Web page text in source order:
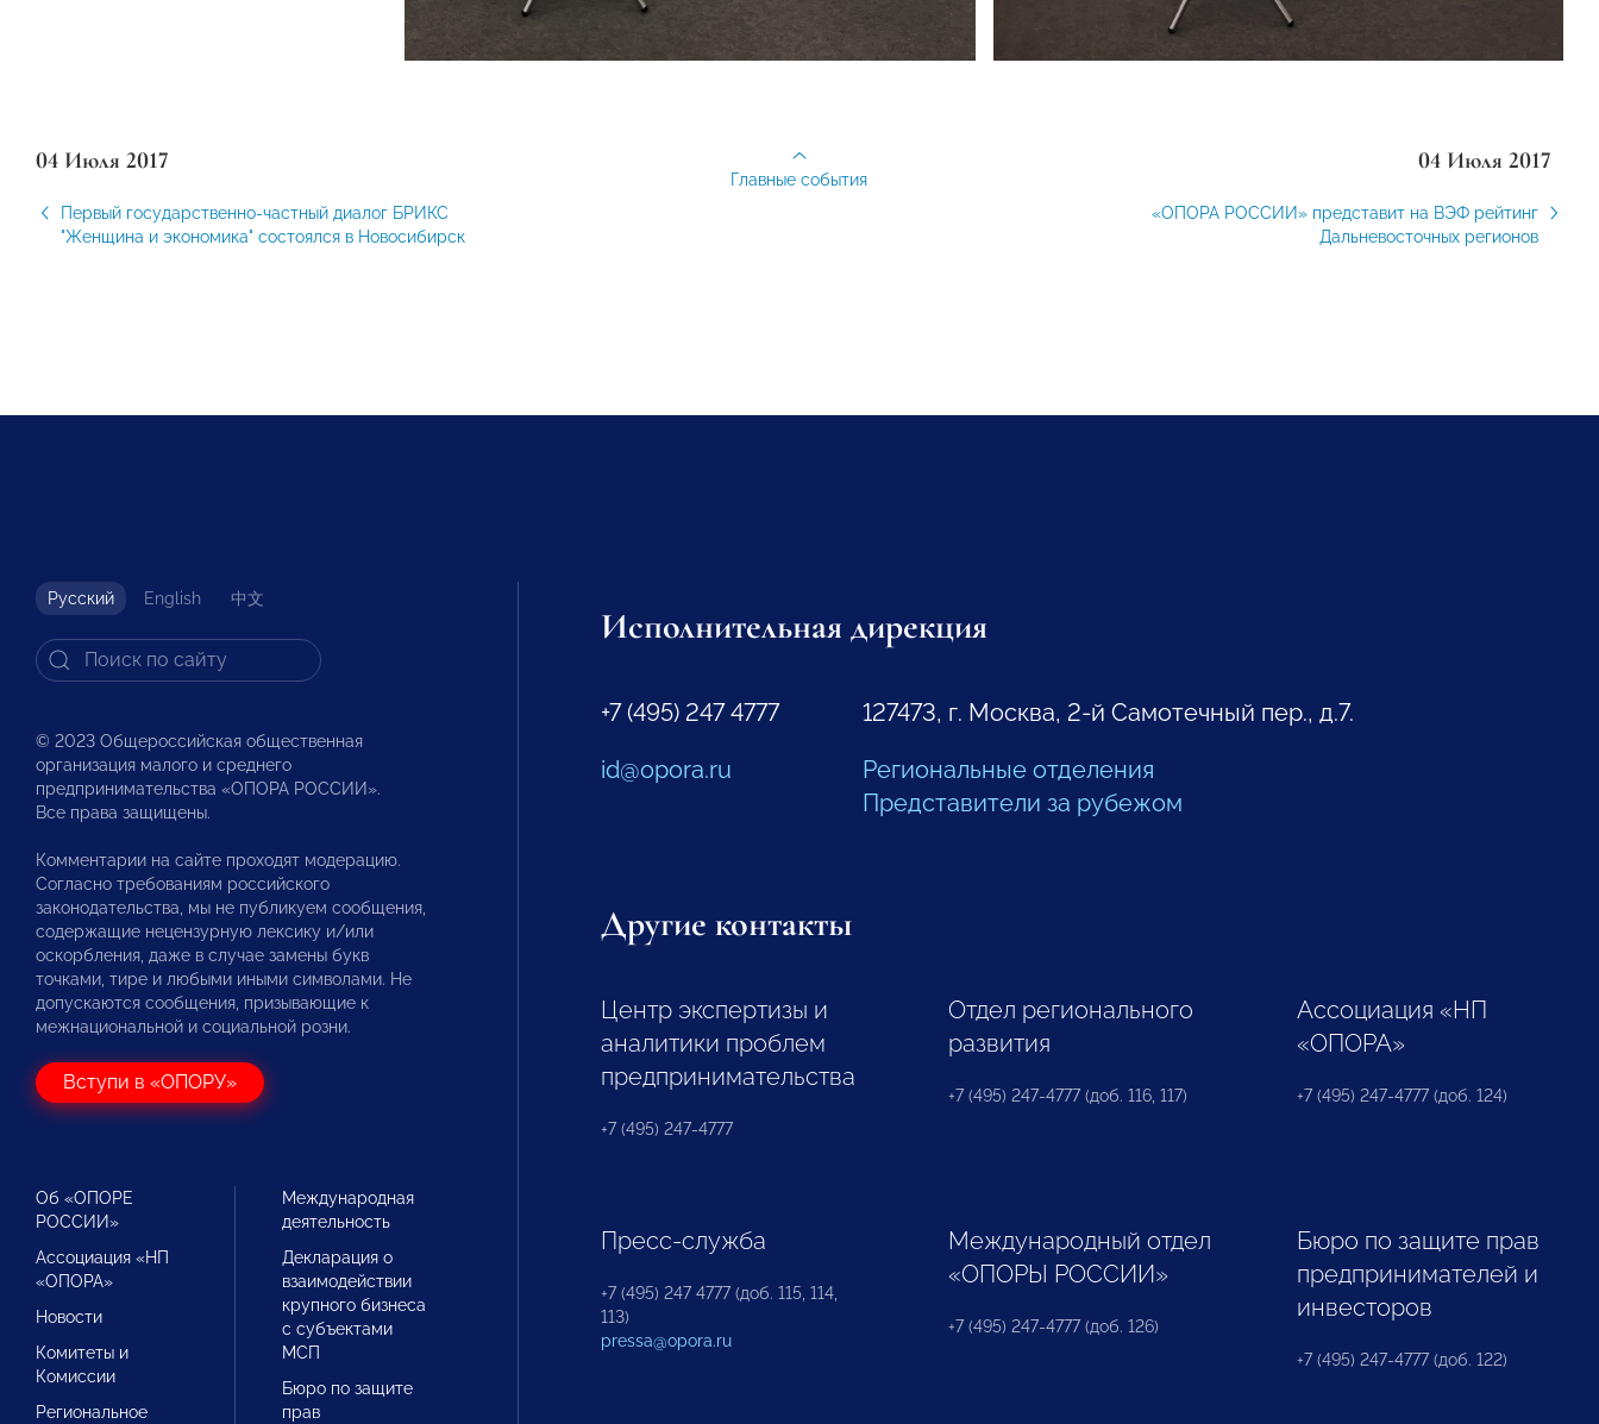
04 Июля 2017
Первый государственно-частный диалог БРИКС
"Женщина и экономика" состоялся в Новосибирск
04 Июля 2017
«ОПОРА РОССИИ» представит на ВЭФ рейтинг
Дальневосточных регионов
Главные события
Русский English 中文
© 2023 Общероссийская общественная
организация малого и среднего
предпринимательства «ОПОРА РОССИИ».
Все права защищены.
Комментарии на сайте проходят модерацию.
Согласно требованиям российского
законодательства, мы не публикуем сообщения,
содержащие нецензурную лексику и/или
оскорбления, даже в случае замены букв
точками, тире и любыми иными символами. Не
допускаются сообщения, призывающие к
межнациональной и социальной розни.
Вступи в «ОПОРУ»
Об «ОПОРЕ
РОССИИ»
Ассоциация «НП
«ОПОРА»
Новости
Комитеты и
Комиссии
Региональное
Международная
деятельность
Декларация о
взаимодействии
крупного бизнеса
с субъектами
МСП
Бюро по защите
прав
Исполнительная дирекция
+7 (495) 247 4777
id@opora.ru
127473, г. Москва, 2-й Самотечный пер., д.7.
Региональные отделения
Представители за рубежом
Другие контакты
Центр экспертизы и
аналитики проблем
предпринимательства
+7 (495) 247-4777
Отдел регионального
развития
+7 (495) 247-4777 (доб. 116, 117)
Ассоциация «НП
«ОПОРА»
+7 (495) 247-4777 (доб. 124)
Пресс-служба
+7 (495) 247 4777 (доб. 115, 114,
113)
pressa@opora.ru
Международный отдел
«ОПОРЫ РОССИИ»
+7 (495) 247-4777 (доб. 126)
Бюро по защите прав
предпринимателей и
инвесторов
+7 (495) 247-4777 (доб. 122)